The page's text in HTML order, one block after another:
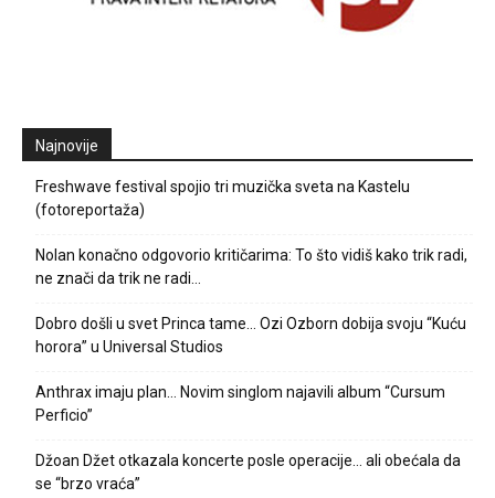
Najnovije
Freshwave festival spojio tri muzička sveta na Kastelu
(fotoreportaža)
Nolan konačno odgovorio kritičarima: To što vidiš kako trik radi,
ne znači da trik ne radi…
Dobro došli u svet Princa tame… Ozi Ozborn dobija svoju “Kuću
horora” u Universal Studios
Anthrax imaju plan… Novim singlom najavili album “Cursum
Perficio”
Džoan Džet otkazala koncerte posle operacije… ali obećala da
se “brzo vraća”